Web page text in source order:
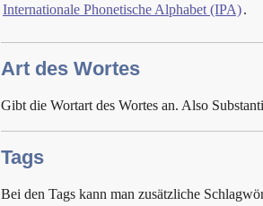
Internationale Phonetische Alphabet (IPA).
Art des Wortes
Gibt die Wortart des Wortes an. Also
Tags
Bei den Tags kann man zusätzliche